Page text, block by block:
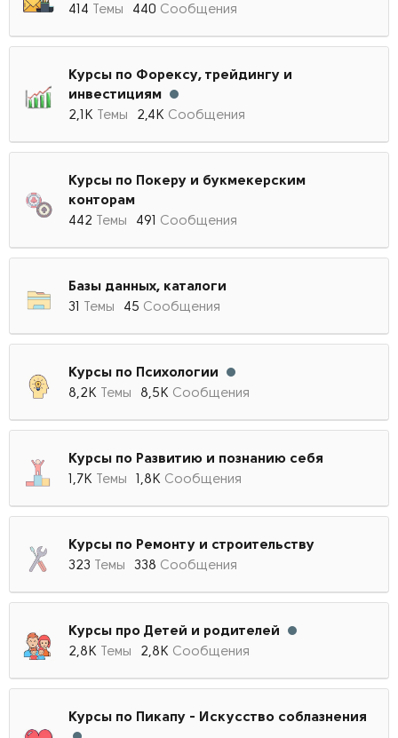
414 Темы 440 Сообщения
Курсы по Форексу, трейдингу и
инвестициям
2,1К Темы 2,4К Сообщения
Курсы по Покеру и букмекерским
конторам
442 Темы 491 Сообщения
Базы данных, каталоги
31 Темы 45 Сообщения
Курсы по Психологии
8,2К Темы 8,5К Сообщения
Курсы по Развитию и познанию себя
1,7К Темы 1,8К Сообщения
Курсы по Ремонту и строительству
323 Темы 338 Сообщения
Курсы про Детей и родителей
2,8К Темы 2,8К Сообщения
Курсы по Пикапу - Искусство соблазнения